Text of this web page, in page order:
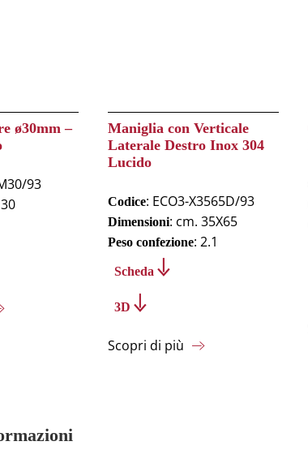
ø30mm –
93
Maniglia con Verticale
Laterale Destro Inox 304
Lucido
Codice: ECO3-X3565D/93
Dimensioni: cm. 35X65
Peso confezione: 2.1
Scheda
3D
Scopri di più